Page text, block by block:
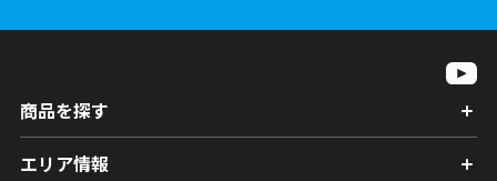
商品を探す
エリア情報